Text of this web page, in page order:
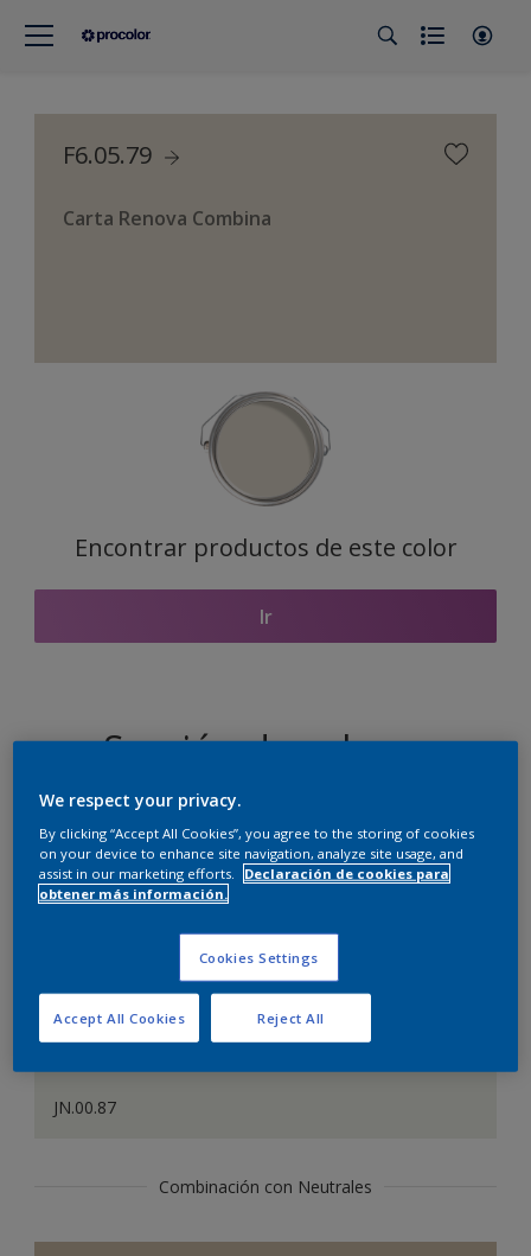
F6.05.79
Carta Renova Combina
Encontrar productos de este color
Ir
Sección de colores
coordinados
El blanco perfecto
JN.00.87
Combinación con Neutrales
We respect your privacy.
By clicking “Accept All Cookies”, you agree to the storing of cookies
on your device to enhance site navigation, analyze site usage, and
assist in our marketing efforts.
Declaración de cookies para
obtener más información.
Cookies Settings
Reject All
Accept All Cookies